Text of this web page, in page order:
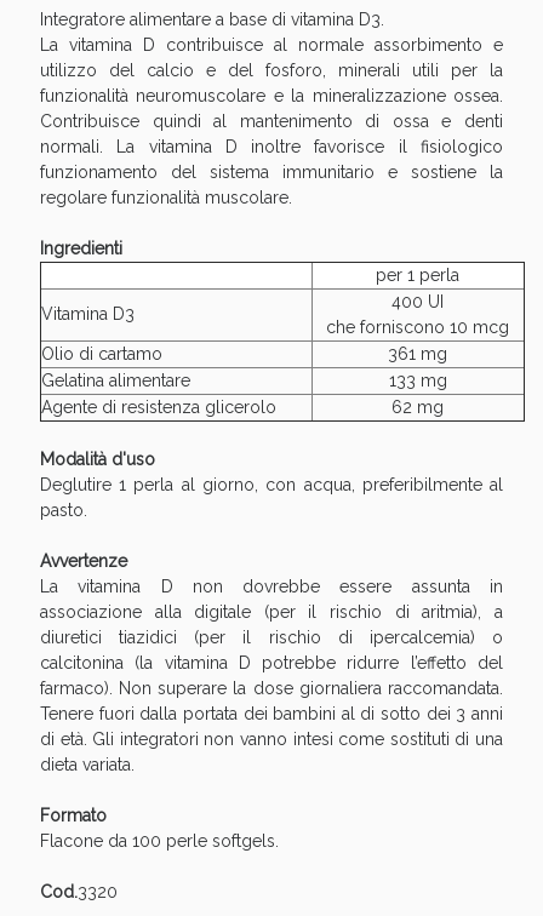
Integratore alimentare a base di vitamina D3.
La vitamina D contribuisce al normale assorbimento e
utilizzo del calcio e del fosforo, minerali utili per la
funzionalità neuromuscolare e la mineralizzazione ossea.
Contribuisce quindi al mantenimento di ossa e denti
normali. La vitamina D inoltre favorisce il fisiologico
funzionamento del sistema immunitario e sostiene la
regolare funzionalità muscolare.
Ingredienti
per 1 perla
Vitamina D3
400 UI
che forniscono 10 mcg
Olio di cartamo
361 mg
Gelatina alimentare
133 mg
Agente di resistenza glicerolo
62 mg
Modalità d'uso
Deglutire 1 perla al giorno, con acqua, preferibilmente al
pasto.
Avvertenze
La vitamina D non dovrebbe essere assunta in
associazione alla digitale (per il rischio di aritmia), a
diuretici tiazidici (per il rischio di ipercalcemia) o
calcitonina (la vitamina D potrebbe ridurre l’effetto del
farmaco). Non superare la dose giornaliera raccomandata.
Tenere fuori dalla portata dei bambini al di sotto dei 3 anni
di età. Gli integratori non vanno intesi come sostituti di una
dieta variata.
Formato
Flacone da 100 perle softgels.
Cod.3320
Benessere Intestinale: Sconto fino al 55% valido
oggi!